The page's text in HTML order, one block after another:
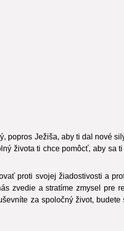
popros Ježiša, aby ti dal nové
života ti chce pomôcť, aby
proti svojej žiadostivosti a
zvedie a stratíme zmysel pre
za spoločný život,